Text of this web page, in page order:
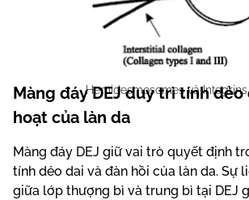
Hemidesmosomes và
VAI TRÒ CỦA MÀNG ĐÁY DEJ TRONG
Màng đáy DEJ duy trì tính dẻo
hoạt của làn da
Màng đáy DEJ giữ vai trò quyết định
tính dẻo dai và đàn hồi của làn da. Sự
giữa lớp thượng bì và trung bì tại DEJ